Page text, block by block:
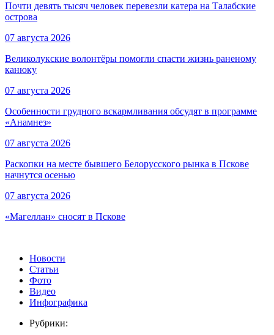
Почти девять тысяч человек перевезли катера на Талабские
острова
07 августа 2026
Великолукские волонтёры помогли спасти жизнь раненому
канюку
07 августа 2026
Особенности грудного вскармливания обсудят в программе
«Анамнез»
07 августа 2026
Раскопки на месте бывшего Белорусского рынка в Пскове
начнутся осенью
07 августа 2026
«Магеллан» сносят в Пскове
Новости
Статьи
Фото
Видео
Инфографика
Рубрики: